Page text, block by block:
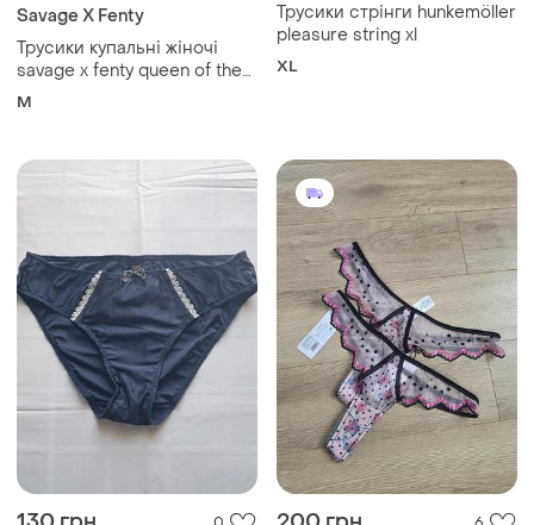
Savage X Fenty
Трусики купальні жіночі
savage x fenty queen of the
galaxy cheeky m м'ятні
M
Трусики стрінги hunkemöller
pleasure string xl
XL